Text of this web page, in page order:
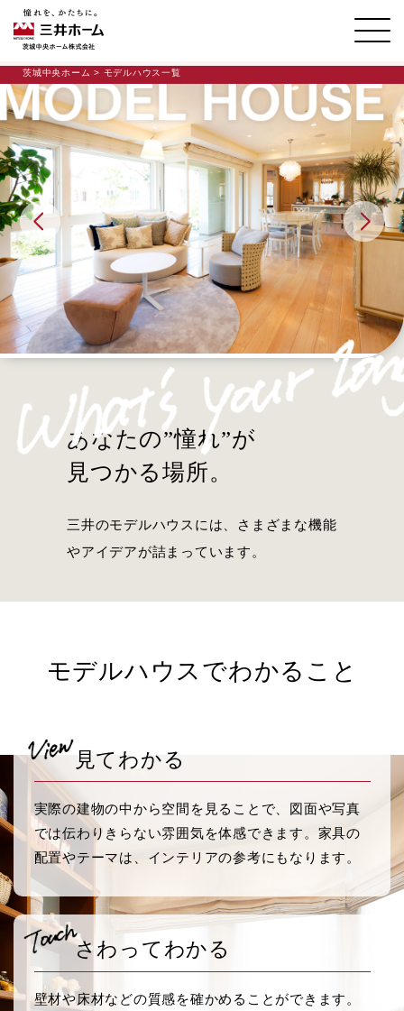
茨城中央ホーム > モデルハウス一覧
あなたの”憧れ”が
見つかる場所。
三井のモデルハウスには、さまざまな機能
やアイデアが詰まっています。
モデルハウスでわかること
見てわかる
実際の建物の中から空間を見ることで、図面や写真
では伝わりきらない雰囲気を体感できます。家具の
配置やテーマは、インテリアの参考にもなります。
さわってわかる
壁材や床材などの質感を確かめることができます。